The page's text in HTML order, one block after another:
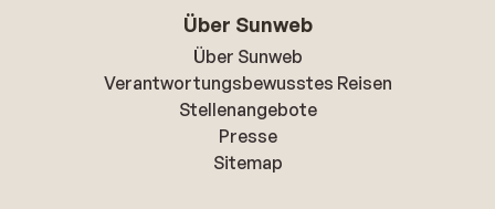
Über Sunweb
Über Sunweb
Verantwortungsbewusstes Reisen
Stellenangebote
Presse
Sitemap